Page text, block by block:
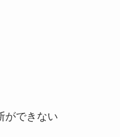
ができない